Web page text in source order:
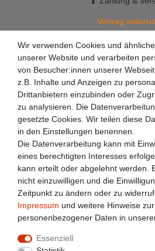
Vertrag
+49 7363
✉
Wir verwenden Cookies und
unserer Website und verarbeiten
von Besucher:innen unserer
z.B. Inhalte und Anzeigen zu
Drittanbietern einzubinden oder
zu analysieren. Die
gesetzte Cookies. Wir teilen diese
in den Einstellungen benennen.
Die Datenverarbeitung kann mit
eines berechtigten Interesses
kann erteilt oder abgelehnt werden.
nicht einzuwilligen und die
Zeitpunkt zu ändern oder zu
Impressum und weitere Hinweise
personenbezogener Daten in
Essenziell